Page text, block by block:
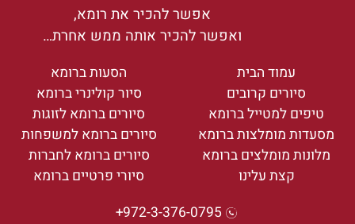
אפשר להכיר את רומא,
ואפשר להכיר אותה ממש אחרת…
עמוד הבית
סיורים קרובים
טיפים למטייל ברומא
מסעדות מומלצות ברומא
מלונות מומלצים ברומא
קצת עלינו
הסעות ברומא
סיור קולינרי ברומא
סיורים ברומא לזוגות
סיורים ברומא למשפחות
סיורים ברומא לחברות
סיורי פרטיים ברומא
972-3-376-0795+